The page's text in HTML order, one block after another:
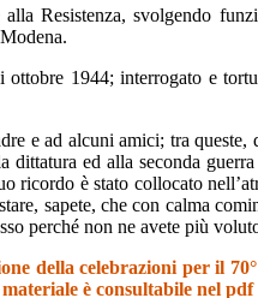
allaResistenza, svolgendo
1944; interrogato e
e ad alcuni amici; tra
dittatura ed alla seconda
ricordo è stato collocato
sapete, che con calma
perché non ne avete più
della celebrazioni per il
è consultabile nel